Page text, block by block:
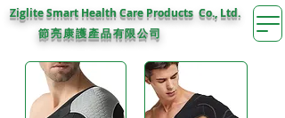
Ziglite Smart Health Care Products Co., Ltd.
節亮康護產品有限公司